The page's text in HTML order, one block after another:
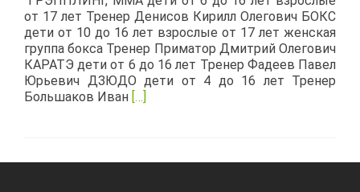
от 17 лет Тренер Денисов Кирилл Олегович БОКС
дети от 10 до 16 лет взрослые от 17 лет женская
группа бокса Тренер Приматор Дмитрий Олегович
КАРАТЭ дети от 6 до 16 лет Тренер Фадеев Павел
Юрьевич ДЗЮДО дети от 4 до 16 лет Тренер
Большаков Иван Read
В
[…]